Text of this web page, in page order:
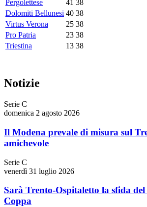
Pergolettese
41 38
Dolomiti Bellunesi 40 38
Virtus Verona
25 38
Pro Patria
23 38
Triestina
13 38
Notizie
Serie C
domenica 2 agosto 2026
Il Modena prevale di misura sul
amichevole
Serie C
venerdì 31 luglio 2026
Sarà Trento-Ospitaletto la sfida
Coppa